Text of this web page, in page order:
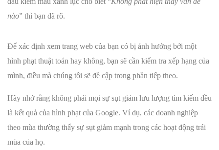
nào” thì bạn đã rõ.
Để xác định xem trang web của bạn có bị ảnh hưởng bởi một
hình phạt thuật toán hay không, bạn sẽ cần kiểm tra xếp hạng của
mình, điều mà chúng tôi sẽ đề cập trong phần tiếp theo.
Hãy nhớ rằng không phải mọi sự sụt giảm lưu lượng tìm kiếm đều
là kết quả của hình phạt của Google. Ví dụ, các doanh nghiệp
theo mùa thường thấy sự sụt giảm mạnh trong các hoạt động trái
mùa của họ.